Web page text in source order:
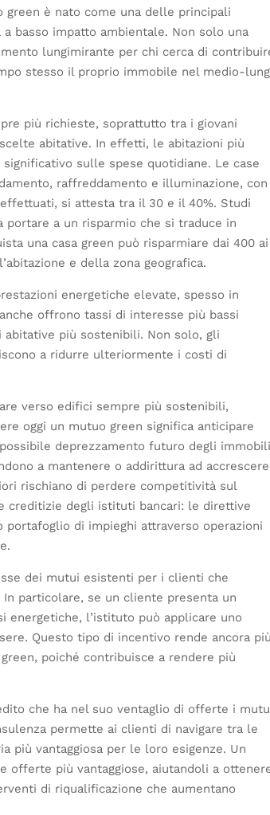
è nato come una delle principali
basso impatto ambientale. Non solo una
lungimirante per chi cerca di
stesso il proprio immobile nel medio-
più richieste, soprattutto tra i giovani
abitative. In effetti, le abitazioni più
sulle spese quotidiane. Le case
raffreddamento e illuminazione, con
si attesta tra il 30 e il 40%. Studi
portare a un risparmio che si traduce in
una casa green può risparmiare dai 400 ai
e della zona geografica.
energetiche elevate, spesso in
offrono tassi di interesse più bassi
più sostenibili. Non solo, gli
a ridurre ulteriormente i costi di
verso edifici sempre più sostenibili,
oggi un mutuo green significa anticipare
deprezzamento futuro degli immobili
a mantenere o addirittura ad accrescere
rischiano di perdere competitività sul
creditizie degli istituti bancari: le direttive
di impieghi attraverso operazioni
dei mutui esistenti per i clienti che
particolare, se un cliente presenta un
energetiche, l’istituto può applicare uno
Questo tipo di incentivo rende ancora più
poiché contribuisce a rendere più
che ha nel suo ventaglio di offerte i
permette ai clienti di navigare tra le
più vantaggiosa per le loro esigenze. Un
offerte più vantaggiose, aiutandoli a
di riqualificazione che aumentano